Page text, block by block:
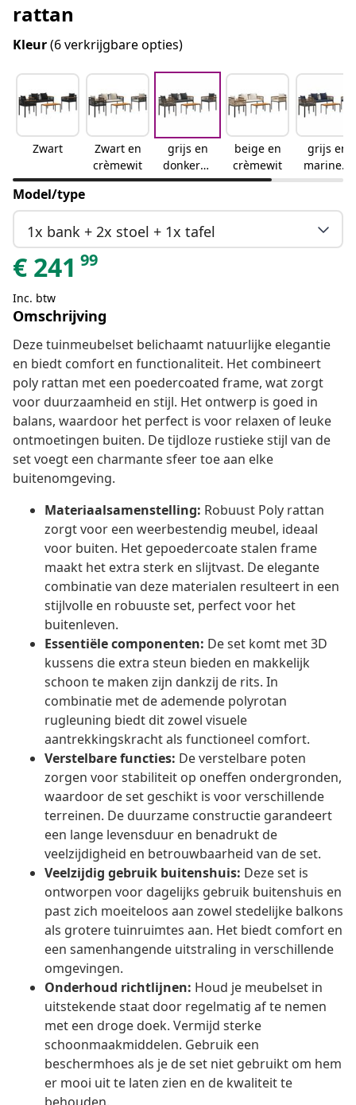
rattan
Kleur(6 verkrijgbare opties)
Zwart
Zwart en
crèmewit
grijs en
donkergr
ijs
beige en
crèmewit
grijs en
marinebl
auw
Model/type
1x bank + 2x stoel + 1x tafel
€ 241 99
Inc. btw
Omschrijving
Deze tuinmeubelset belichaamt natuurlijke elegantie
en biedt comfort en functionaliteit. Het combineert
poly rattan met een poedercoated frame, wat zorgt
voor duurzaamheid en stijl. Het ontwerp is goed in
balans, waardoor het perfect is voor relaxen of leuke
ontmoetingen buiten. De tijdloze rustieke stijl van de
set voegt een charmante sfeer toe aan elke
buitenomgeving.
Materiaalsamenstelling: Robuust Poly rattan
zorgt voor een weerbestendig meubel, ideaal
voor buiten. Het gepoedercoate stalen frame
maakt het extra sterk en slijtvast. De elegante
combinatie van deze materialen resulteert in een
stijlvolle en robuuste set, perfect voor het
buitenleven.
Essentiële componenten: De set komt met 3D
kussens die extra steun bieden en makkelijk
schoon te maken zijn dankzij de rits. In
combinatie met de ademende polyrotan
rugleuning biedt dit zowel visuele
aantrekkingskracht als functioneel comfort.
Verstelbare functies: De verstelbare poten
zorgen voor stabiliteit op oneffen ondergronden,
waardoor de set geschikt is voor verschillende
terreinen. De duurzame constructie garandeert
een lange levensduur en benadrukt de
veelzijdigheid en betrouwbaarheid van de set.
Veelzijdig gebruik buitenshuis: Deze set is
ontworpen voor dagelijks gebruik buitenshuis en
past zich moeiteloos aan zowel stedelijke balkons
als grotere tuinruimtes aan. Het biedt comfort en
een samenhangende uitstraling in verschillende
omgevingen.
Onderhoud richtlijnen: Houd je meubelset in
uitstekende staat door regelmatig af te nemen
met een droge doek. Vermijd sterke
schoonmaakmiddelen. Gebruik een
beschermhoes als je de set niet gebruikt om hem
er mooi uit te laten zien en de kwaliteit te